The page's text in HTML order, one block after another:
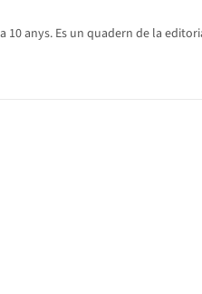
10 anys. Es un quadern de la